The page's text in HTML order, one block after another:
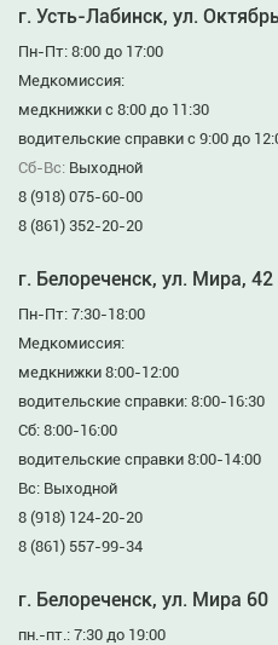
г. Усть-Лабинск, ул.
Пн-Пт: 8:00 до 17:00
Медкомиссия:
медкнижки с 8:00 до 11:30
водительские справки с 9:00 до
Сб-Вс: Выходной
8 (918) 075-60-00
8 (861) 352-20-20
г. Белореченск, ул. Мира, 42
Пн-Пт: 7:30-18:00
Медкомиссия:
медкнижки 8:00-12:00
водительские справки: 8:00-16:30
Сб: 8:00-16:00
водительские справки 8:00-14:00
Вс: Выходной
8 (918) 124-20-20
8 (861) 557-99-34
г. Белореченск, ул. Мира 60
пн.-пт.: 7:30 до 19:00